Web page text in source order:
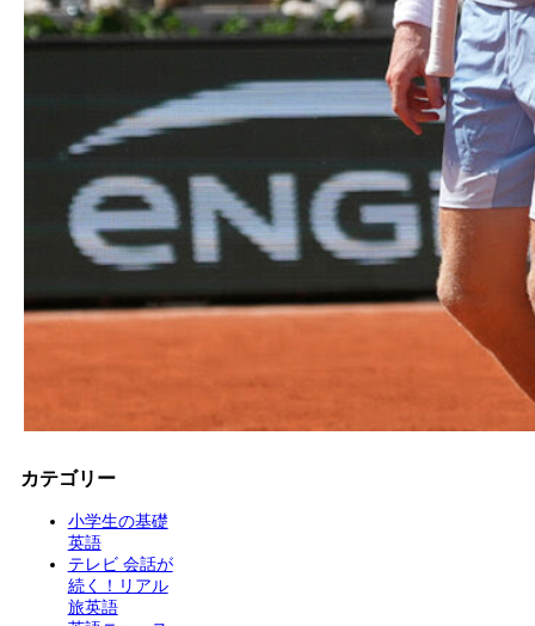
カテゴリー
小学生の基礎
英語
テレビ 会話が
続く！リアル
旅英語